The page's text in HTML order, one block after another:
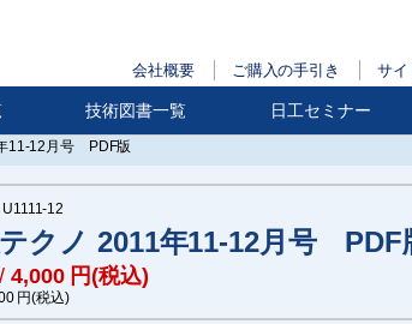
会社概要 ご購入の手引き サイ
技術図書一覧 日工セミナー
11-12月号 PDF版
U1111-12
クノ 2011年11-12月号 PDF
4,000円(税込)
円(税込)